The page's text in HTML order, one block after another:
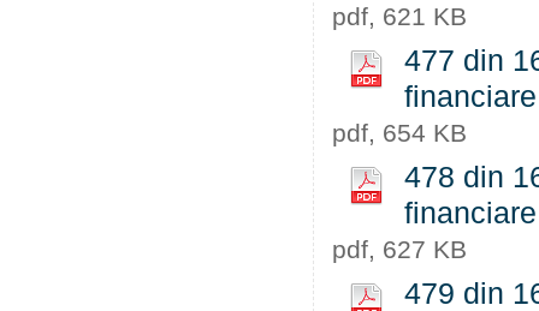
pdf, 621 KB
477 din
pdf, 654 KB
478 din
pdf, 627 KB
479 din